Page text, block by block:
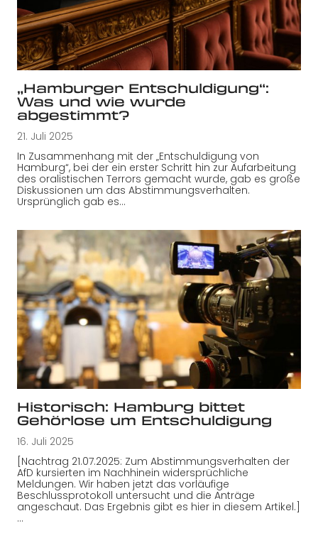
„Hamburger Entschuldigung“:
Was und wie wurde
abgestimmt?
21. Juli 2025
In Zusammenhang mit der „Entschuldigung von
Hamburg“, bei der ein erster Schritt hin zur Aufarbeitung
des oralistischen Terrors gemacht wurde, gab es große
Diskussionen um das Abstimmungsverhalten.
Ursprünglich gab es…
Historisch: Hamburg bittet
Gehörlose um Entschuldigung
16. Juli 2025
[Nachtrag 21.07.2025: Zum Abstimmungsverhalten der
AfD kursierten im Nachhinein widersprüchliche
Meldungen. Wir haben jetzt das vorläufige
Beschlussprotokoll untersucht und die Anträge
angeschaut. Das Ergebnis gibt es hier in diesem Artikel.]
…